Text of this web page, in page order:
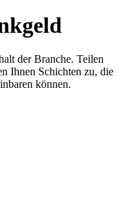
der Branche. Teilen
Ihnen Schichten zu, die
können.